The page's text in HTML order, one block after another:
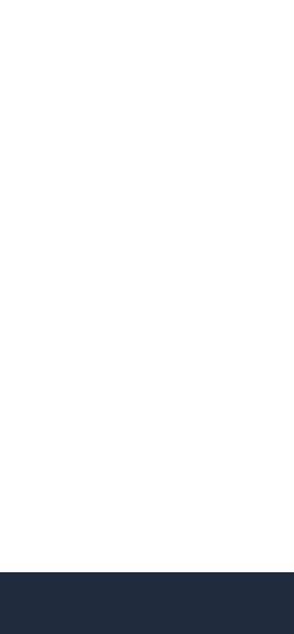
elegir en la página de producto